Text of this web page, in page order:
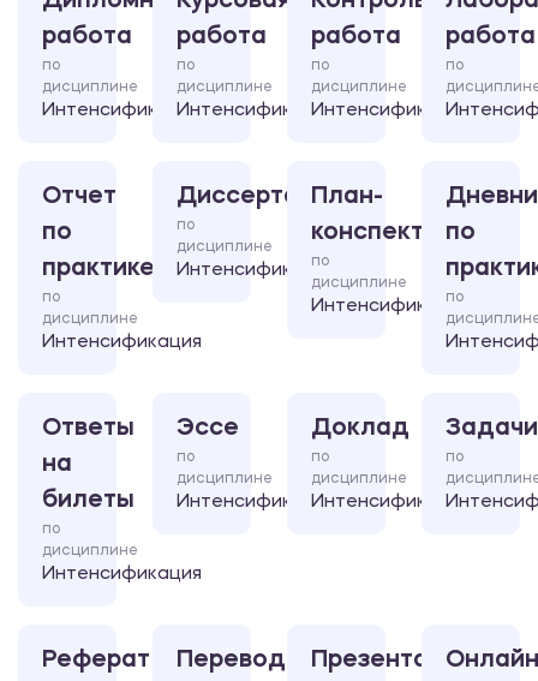
работа
по
дисциплине
Интенсификация
работа
по
дисциплине
Интенсификация
работа
по
дисциплине
Интенсификация
работа
по
Отчет
по
практике
по
дисциплине
Интенсификация
Диссертация
по
дисциплине
Интенсификация
План-
конспект
по
дисциплине
Интенсификация
по
по
Ответы
на
билеты
по
дисциплине
Интенсификация
Эссе
по
дисциплине
Интенсификация
Доклад
по
дисциплине
Интенсификация
Задачи
по
Реферат Перевод Презентация